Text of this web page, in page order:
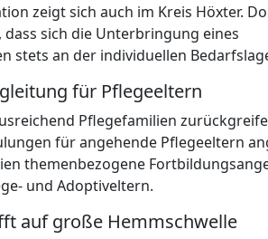
zeigt sich auch im Kreis Höxter.
dass sich die Unterbringung eines
stets an der individuellen
für Pflegeeltern
Pflegefamilien
für angehende Pflegeeltern
themenbezogene
und Adoptiveltern.
auf große Hemmschwelle